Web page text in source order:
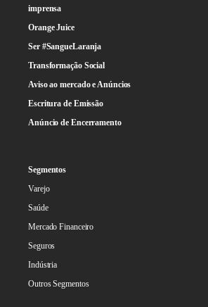
imprensa
Orange Juice
Ser #SangueLaranja
Transformação Social
Aviso ao mercado e Anúncios
Escritura de Emissão
Anúncio de Encerramento
Segmentos
Varejo
Saúde
Mercado Financeiro
Seguros
Indústria
Outros Segmentos